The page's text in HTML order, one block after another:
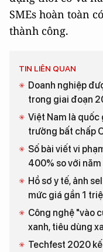
SMEs hoàn toàn
thành công.
TIN LIÊN QUAN
Doanh nghiệp
trong giai đoạn
Việt Nam là
trưởng bất chấp
Số bài viết vi
400% so với
Hồ sơ y tế, ảnh
mức giá gần 1
Công nghệ "vào
xanh, tiêu dùng
Techfest 2020